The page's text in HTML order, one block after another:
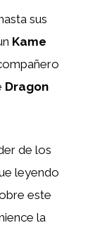
sus
Kame
Dragon
de los
leyendo
este
la